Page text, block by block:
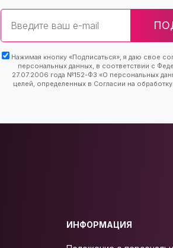
Email
Нажимая кнопку «Подписаться», я даю свое
персональных данных, в соответствии с
27.07.2006 года №152-ФЗ «О персональных
целей, определенных в Согласии на
ИНФОРМАЦИЯ